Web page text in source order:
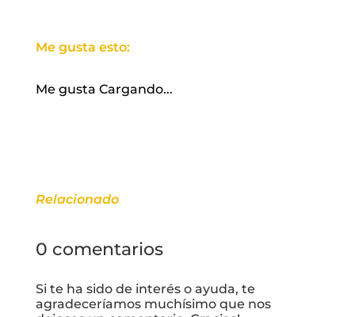
Me gusta esto:
Me gusta Cargando...
Relacionado
0 comentarios
Si te ha sido de interés o ayuda, te
agradeceríamos muchísimo que nos